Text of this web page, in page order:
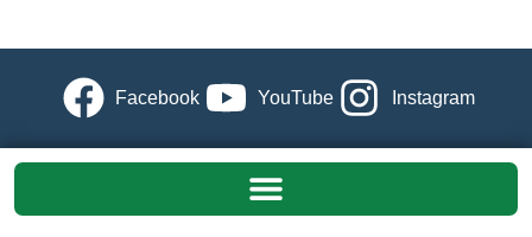
Facebook YouTube Instagram